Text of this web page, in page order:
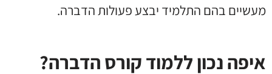
מעשיים בהם התלמיד יבצע פעולות הדברה.
איפה נכון ללמוד קורס הדברה?